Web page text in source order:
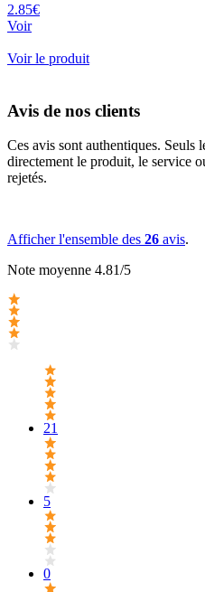
2.85€
Voir
Voir le produit
Avis de nos clients
Ces avis sont authentiques. Seuls
directement le produit, le service
rejetés.
Afficher l'ensemble des 26 avis.
Note moyenne 4.81/5
21
5
0